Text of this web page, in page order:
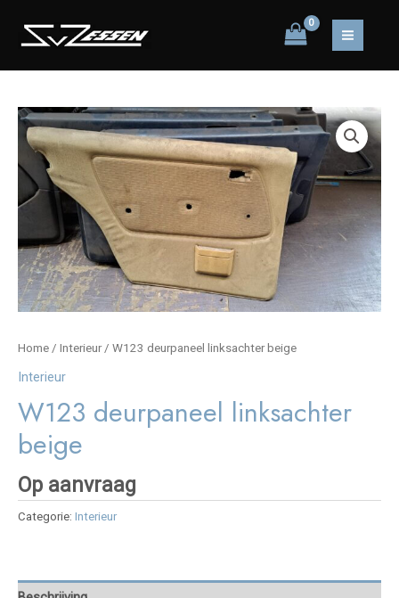
naar
inhoud
MAIN
Home / Interieur/ W123 deurpaneel linksachter beige
Interieur
W123 deurpaneel linksachter
beige
Op aanvraag
Categorie: Interieur